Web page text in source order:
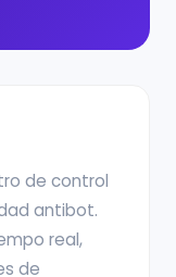
de control
antibot.
real,
de